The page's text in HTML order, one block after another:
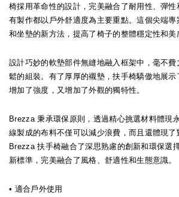
椅採用革命性的設計，完美融合了耐用性、彈
有製作都以戶外舒適度為主要重點。這個尖端
和坐墊的新方法，提高了椅子的整體穩定性和美
設計巧妙的軟墊部件無縫地融入框架中，毫不
鬆的組裝。有了厚厚的襯墊，扶手椅驕傲地展
增加了強度，又增加了外觀的獨特性。
Brezza 秉承環保原則，透過精心挑選材料體現
線製成的布料不僅可以減少浪費，而且還體現了
Brezza 扶手椅融合了深思熟慮的創新和環保選
新標準，完美融合了風格、舒適性和生態意識。
• 適合戶外使用